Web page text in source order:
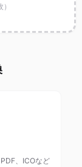
、ICOなど